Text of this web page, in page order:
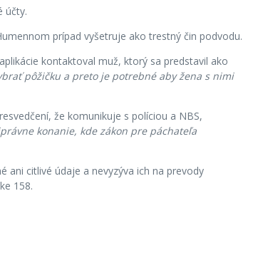
účty.
prípad vyšetruje ako trestný čin podvodu.
kontaktoval muž, ktorý sa predstavil ako
pôžičku a preto je potrebné aby žena s nimi
že komunikuje s políciou a NBS,
konanie, kde zákon pre páchateľa
citlivé údaje a nevyzýva ich na prevody
158.